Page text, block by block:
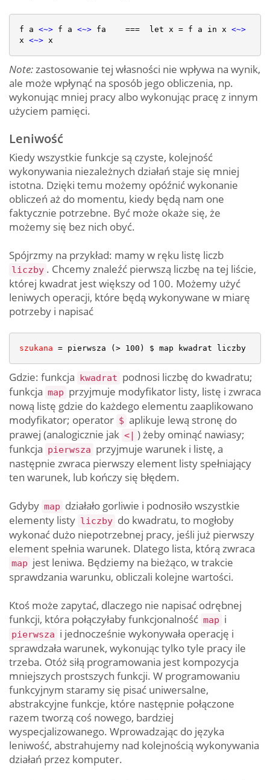
f a <~> f a <~> fa    ===  let x = f a in x <~>
x <~>
Note:zastosowanie tej własności nie wpływa na wynik,
ale może wpłynąć na sposób jego obliczenia, np.
wykonując mniej pracy albo wykonując pracę z innym
użyciem pamięci.
Leniwość
Kiedy wszystkie funkcje są czyste, kolejność
wykonywania niezależnych działań staje się mniej
istotna. Dzięki temu możemy opóźnić wykonanie
obliczeń aż do momentu, kiedy będą nam one
faktycznie potrzebne. Być może okaże się, że
możemy się bez nich obyć.
Spójrzmy na przykład: mamy w ręku listę liczb
liczby . Chcemy znaleźć pierwszą liczbę na tej liście,
której kwadrat jest większy od 100. Możemy użyć
leniwych operacji, które będą wykonywane w miarę
potrzeby i napisać
szukana = pierwsza (> 100
Gdzie: funkcja kwadrat podnosi liczbę do kwadratu;
funkcja map przyjmuje modyfikator listy, listę i zwraca
nową listę gdzie do każdego elementu zaaplikowano
modyfikator; operator $ aplikuje lewą stronę do
prawej (analogicznie jak <| ) żeby ominąć nawiasy;
funkcja pierwsza przyjmuje warunek i listę, a
następnie zwraca pierwszy element listy spełniający
ten warunek, lub kończy się błędem.
Gdyby map działało gorliwie i podnosiło wszystkie
elementy listy liczby do kwadratu, to mogłoby
wykonać dużo niepotrzebnej pracy, jeśli już pierwszy
element spełnia warunek. Dlatego lista, którą zwraca
map jest leniwa. Będziemy na bieżąco, w trakcie
sprawdzania warunku, obliczali kolejne wartości.
Ktoś może zapytać, dlaczego nie napisać odrębnej
funkcji, która połączyłaby funkcjonalność map i
pierwsza i jednocześnie wykonywała operację i
sprawdzała warunek, wykonując tylko tyle pracy ile
trzeba. Otóż siłą programowania jest kompozycja
mniejszych prostszych funkcji. W programowaniu
funkcyjnym staramy się pisać uniwersalne,
abstrakcyjne funkcje, które następnie połączone
razem tworzą coś nowego, bardziej
wyspecjalizowanego. Wprowadzając do języka
leniwość, abstrahujemy nad kolejnością wykonywania
działań przez komputer.